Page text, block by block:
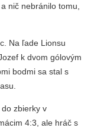
nič nebránilo tomu,
Na ľade Lionsu
k dvom gólovým
bodmi sa stal s
zbierky v
4:3, ale hráč s